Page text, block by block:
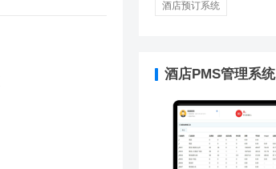
酒店预订系统
酒店PMS管理系统